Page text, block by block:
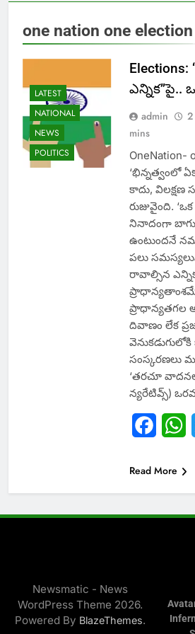
one nation one election
LATEST
NATIONAL
NEWS
POLITICS
Elections:
admin 2
mins
OneNation-
‘భిన్నత్వంలో
కాదు, విలక్షణ
రుజువైంది.
నినాదంగా
ఉంటుందనే
పలు
రావాల్సిన
ప్రాధాన్యతగల
దివాణం లేక
సంస్కరణలు
‘తరచూ
న్యరేటివ్స్)
Read More
Newsmatic - News
WordPress Theme 2026.
Powered By BlazeThemes.